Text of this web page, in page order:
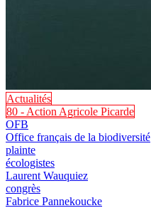
Actualités
80 - Action Agricole Picarde
OFB
Office français de la biodiversité
plainte
écologistes
Laurent Wauquiez
congrès
Fabrice Pannekoucke